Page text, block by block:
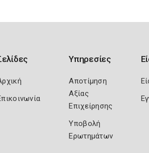
Υπηρεσίες
Αποτίμηση
Αξίας
Επιχείρησης
Υποβολή
Ερωτημάτων